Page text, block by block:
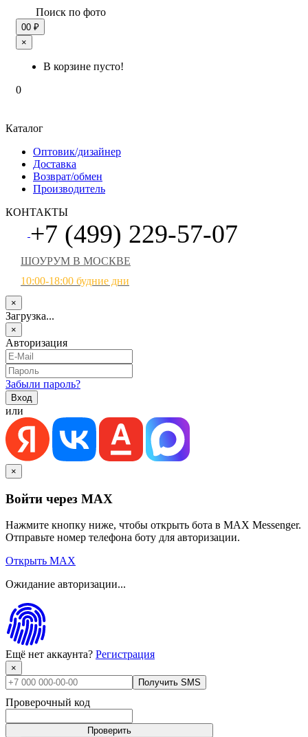
Поиск по фото
00 ₽
×
В корзине пусто!
0
Каталог
Оптовик/дизайнер
Доставка
Возврат/обмен
Производитель
КОНТАКТЫ
+7 (499) 229-57-07
ШОУРУМ В МОСКВЕ
10:00-18:00 будние дни
×
Загрузка...
×
Авторизация
Забыли пароль?
или
×
Войти через MAX
Нажмите кнопку ниже, чтобы открыть бота в MAX Messenger.
Отправьте номер телефона боту для авторизации.
Открыть MAX
Ожидание авторизации...
Ещё нет аккаунта? Регистрация
×
Получить SMS
Проверочный код
Проверить